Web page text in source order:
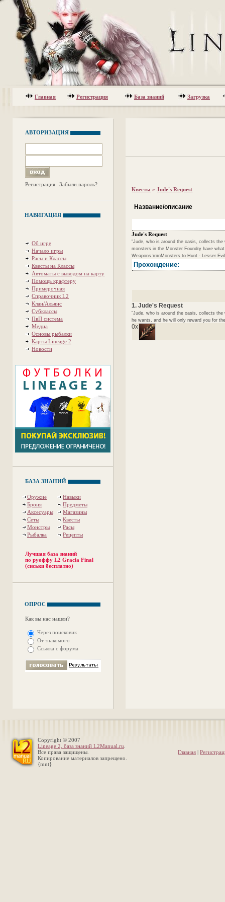
Главная Регистрация База знаний Загрузка
АВТОРИЗАЦИЯ
Регистрация Забыли пароль?
НАВИГАЦИЯ
Об игре
Начало игры
Расы и Классы
Квесты на Классы
Автоматы с выводом на карту
Помощь крафтеру
Примерочная
Справочник L2
Клан/Альянс
Субклассы
ПвП система
Медиа
Основы рыбалки
Карты Lineage 2
Новости
БАЗА ЗНАНИЙ
Оружие
Навыки
Броня
Предметы
Аксесуары
Магазины
Сеты
Квесты
Монстры
Расы
Рыбалка
Рецепты
Лучшая база знаний
по руоффу L2 Gracia Final
(сиськи бесплатно)
ОПРОС
Как вы нас нашли?
Через поисковик
От знакомого
Ссылка с форума
Квесты »Jude's Request
Название/описание
Jude's Request
"Jude, who is around the oasis, collects
monsters in the Monster Foundry have
Weapons.\n\nMonsters to Hunt - Lesser
Прохождение:
1. Jude's Request
"Jude, who is around the oasis, collects
he wants, and he will only reward you for
0x
Copyright © 2007
Lineage 2, база знаний L2Manual.ru
Все права защищены.
Копирование материалов запрещено.
{mnt}
Главная |